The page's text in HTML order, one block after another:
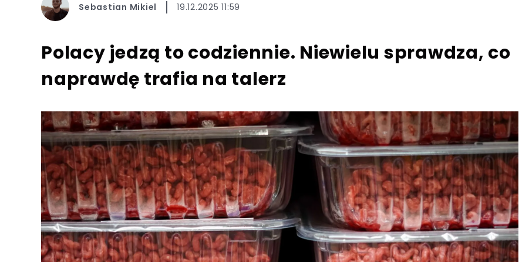
Sebastian Mikiel 19.12.2025 11:59
Polacy jedzą to codziennie. Niewielu sprawdza, co
naprawdę trafia na talerz